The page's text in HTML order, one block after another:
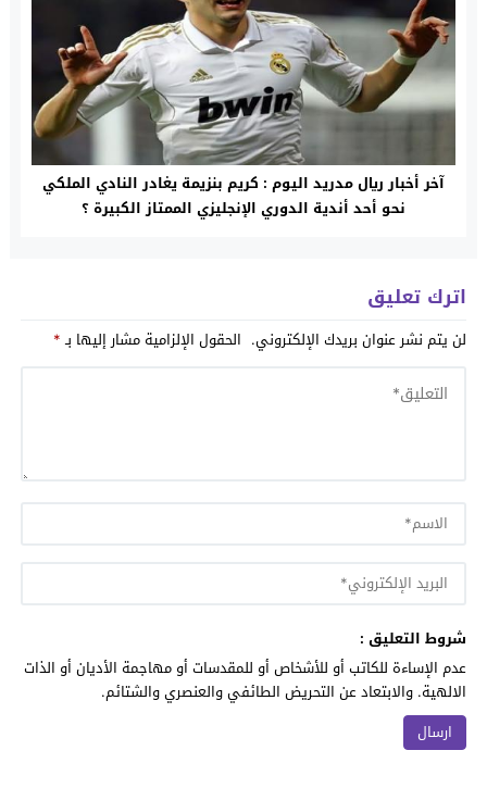
آخر أخبار ريال مدريد اليوم : كريم بنزيمة يغادر النادي الملكي
نحو أحد أندية الدوري الإنجليزي الممتاز الكبيرة ؟
اترك تعليق
لن يتم نشر عنوان بريدك الإلكتروني. الحقول الإلزامية مشار إليها بـ*
شروط التعليق :
عدم الإساءة للكاتب أو للأشخاص أو للمقدسات أو مهاجمة الأديان أو الذات
الالهية. والابتعاد عن التحريض الطائفي والعنصري والشتائم.